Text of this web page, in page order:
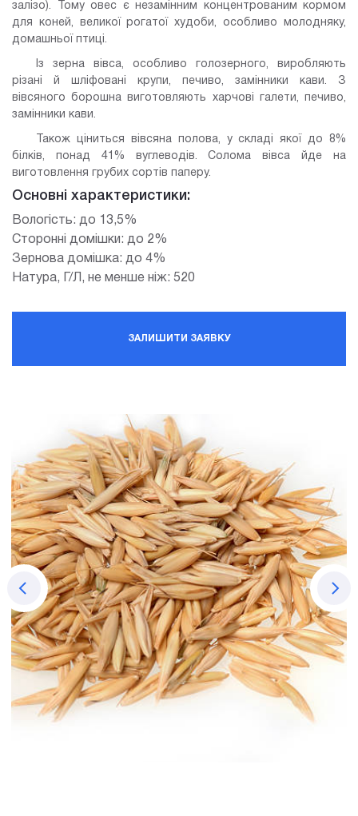
залізо). Тому овес є незамінним концентрованим кормом
для коней, великої рогатої худоби, особливо молодняку,
домашньої птиці.
Із зерна вівса, особливо голозерного, виробляють
різані й шліфовані крупи, печиво, замінники кави. З
вівсяного борошна виготовляють харчові галети, печиво,
замінники кави.
Також ціниться вівсяна полова, у складі якої до 8%
білків, понад 41% вуглеводів. Солома вівса йде на
виготовлення грубих сортів паперу.
Основні характеристики:
Вологість: до 13,5%
Сторонні домішки: до 2%
Зернова домішка: до 4%
Натура, Г/Л, не менше ніж: 520
ЗАЛИШИТИ ЗАЯВКУ